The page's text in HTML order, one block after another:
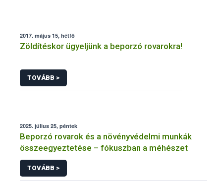
2017. május 15, hétfő
Zöldítéskor ügyeljünk a beporzó rovarokra!
TOVÁBB >
2025. július 25, péntek
Beporzó rovarok és a növényvédelmi munkák
összeegyeztetése – fókuszban a méhészet
TOVÁBB >